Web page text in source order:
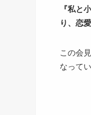
『私と
り、恋
この会
なって